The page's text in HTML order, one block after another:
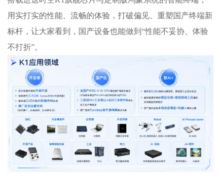
用实打实的性能、流畅的体验，打破偏见、重塑国产终端新
标杆，让大家看到，国产设备也能做到“性能不妥协、体验
不打折”。